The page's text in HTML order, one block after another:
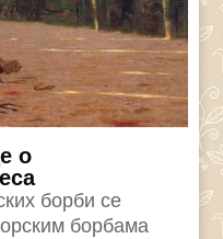
о
борби се
борбама